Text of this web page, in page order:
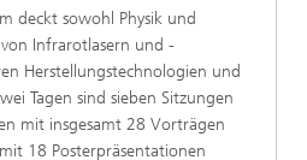
deckt sowohl Physik und
Infrarotlasern und -
Herstellungstechnologien und
Tagen sind sieben Sitzungen
mit insgesamt 28 Vorträgen
18 Posterpräsentationen